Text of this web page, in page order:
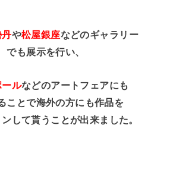
や松屋銀座などのギャラリー
でも展示を行い、
ルなどのアートフェアにも
ことで海外の方にも作品を
して貰うことが出来ました。